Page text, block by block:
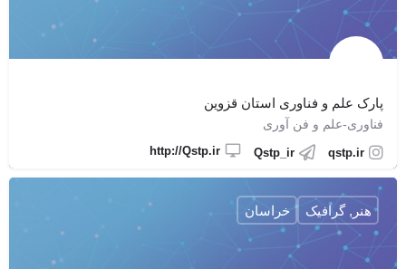
پارک علم و فناوری استان قزوین
فناوری-علم و فن آوری
qstp.ir
Qstp_ir
http://Qstp.ir
هنر, گرافیک خراسان